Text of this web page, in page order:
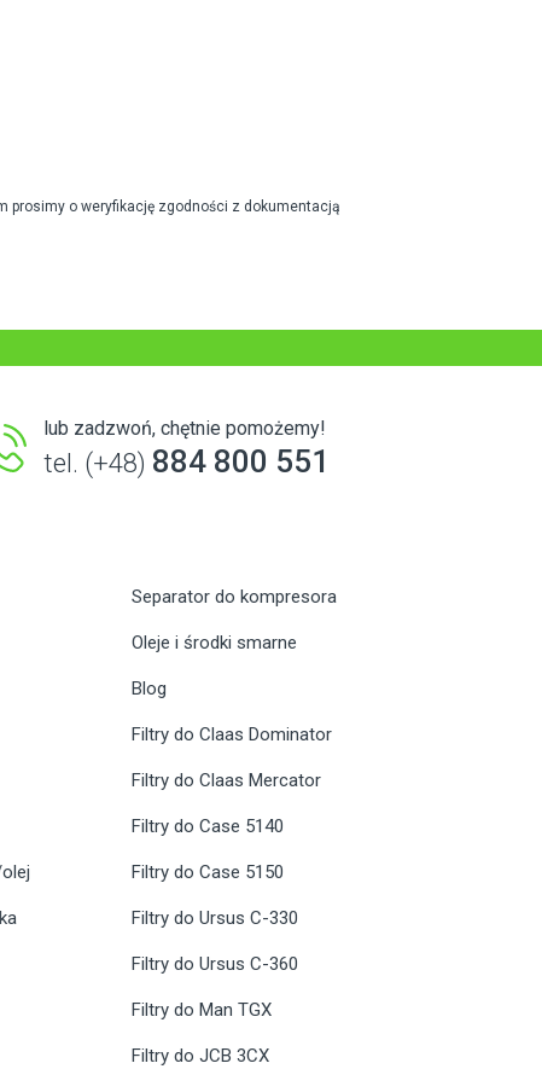
prosimy o weryfikację zgodności z dokumentacją
lub zadzwoń, chętnie pomożemy!
tel. (+48) 884 800 551
Separator do kompresora
Oleje i środki smarne
Blog
Filtry do Claas Dominator
Filtry do Claas Mercator
Filtry do Case 5140
Filtry do Case 5150
Filtry do Ursus C-330
Filtry do Ursus C-360
Filtry do Man TGX
Filtry do JCB 3CX